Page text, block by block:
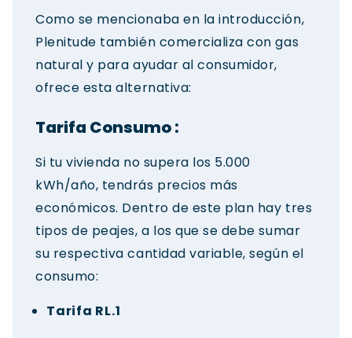
Como se mencionaba en la introducción,
Plenitude también comercializa con gas
natural y para ayudar al consumidor,
ofrece esta alternativa:
Tarifa Consumo :
Si tu vivienda no supera los 5.000
kWh/año, tendrás precios más
económicos. Dentro de este plan hay tres
tipos de peajes, a los que se debe sumar
su respectiva cantidad variable, según el
consumo:
Tarifa RL.1